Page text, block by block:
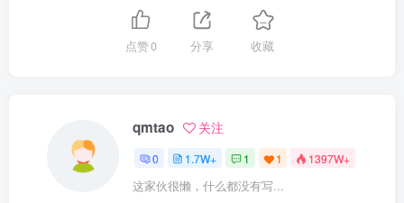
点赞0 分享 收藏
qmtao 关注
0 1.7W+ 1 1 1397W+
这家伙很懒，什么都没有写...